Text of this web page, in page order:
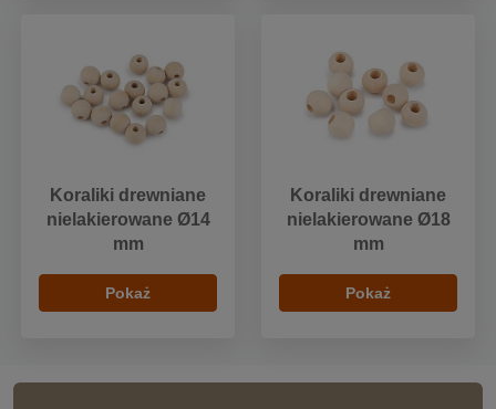
Koraliki drewniane
nielakierowane Ø14
mm
Pokaż
Koraliki drewniane
nielakierowane Ø18
mm
Pokaż